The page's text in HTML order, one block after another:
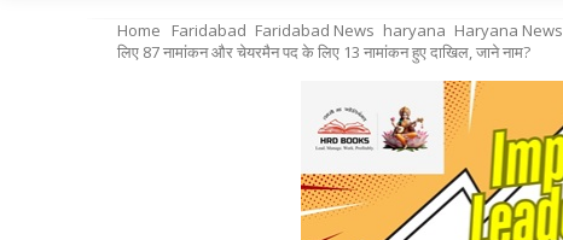
Home Faridabad Faridabad News haryana Haryana News
लिए 87 नामांकन और चेयरमैन पद के लिए 13 नामांकन हुए दाखिल, जाने नाम?